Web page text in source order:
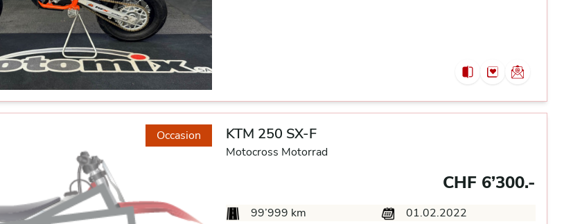
Occasion KTM 250 SX-F
Motocross Motorrad
CHF 6’300.-
99’999 km
01.02.2022